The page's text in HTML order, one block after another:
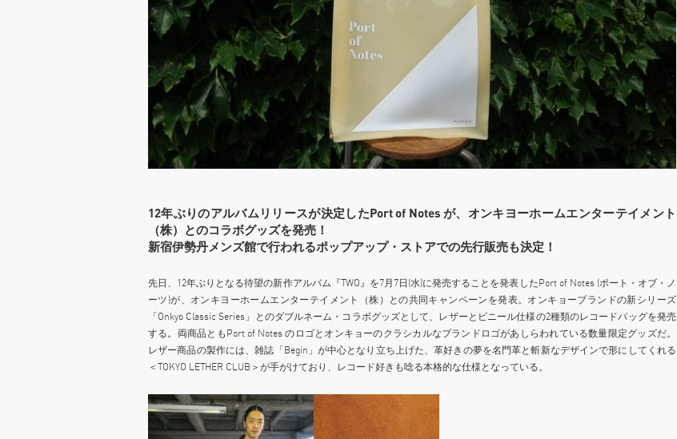
12年ぶりのアルバムリリースが決定したPort of Notes が、オンキヨーホームエンターテイメント
（株）とのコラボグッズを発売！
新宿伊勢丹メンズ館で行われるポップアップ・ストアでの先行販売も決定！
先日、12年ぶりとなる待望の新作アルバム『TWO』を7月7日(水)に発売することを発表したPort of Notes (ポート・オブ・ノ
ーツ)が、オンキヨーホームエンターテイメント（株）との共同キャンペーンを発表。オンキョーブランドの新シリーズ
「Onkyo Classic Series」とのダブルネーム・コラボグッズとして、レザーとビニール仕様の2種類のレコードバッグを発売
する。両商品ともPort of Notes のロゴとオンキョーのクラシカルなブランドロゴがあしらわれている数量限定グッズだ。
レザー商品の製作には、雑誌「Begin」が中心となり立ち上げた、革好きの夢を名門革と斬新なデザインで形にしてくれる
＜TOKYO LETHER CLUB＞が手がけており、レコード好きも唸る本格的な仕様となっている。